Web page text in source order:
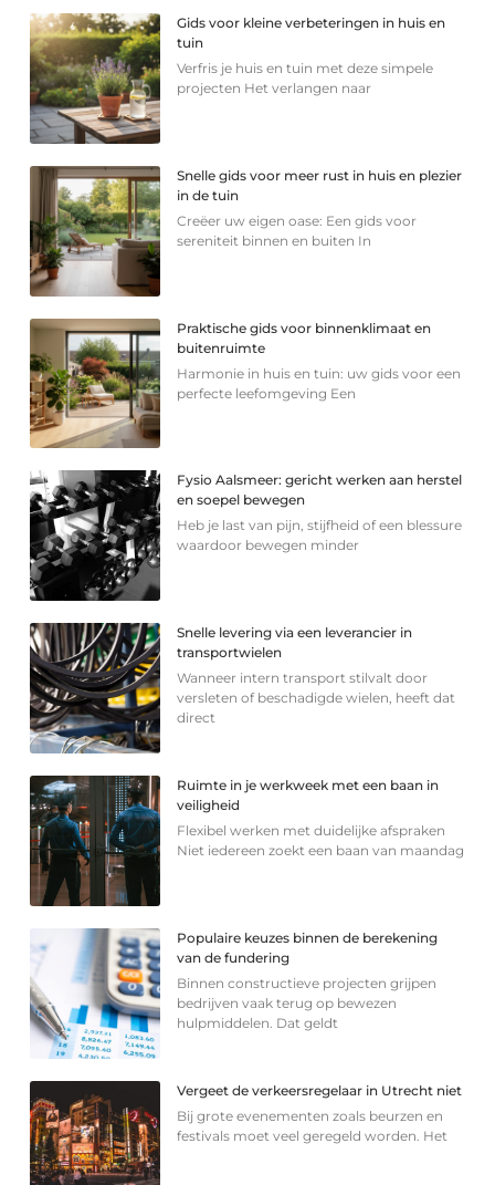
Gids voor kleine verbeteringen in huis en
tuin
Verfris je huis en tuin met deze simpele
projecten Het verlangen naar
Snelle gids voor meer rust in huis en plezier
in de tuin
Creëer uw eigen oase: Een gids voor
sereniteit binnen en buiten In
Praktische gids voor binnenklimaat en
buitenruimte
Harmonie in huis en tuin: uw gids voor een
perfecte leefomgeving Een
Fysio Aalsmeer: gericht werken aan herstel
en soepel bewegen
Heb je last van pijn, stijfheid of een blessure
waardoor bewegen minder
Snelle levering via een leverancier in
transportwielen
Wanneer intern transport stilvalt door
versleten of beschadigde wielen, heeft dat
direct
Ruimte in je werkweek met een baan in
veiligheid
Flexibel werken met duidelijke afspraken
Niet iedereen zoekt een baan van maandag
Populaire keuzes binnen de berekening
van de fundering
Binnen constructieve projecten grijpen
bedrijven vaak terug op bewezen
hulpmiddelen. Dat geldt
Vergeet de verkeersregelaar in Utrecht niet
Bij grote evenementen zoals beurzen en
festivals moet veel geregeld worden. Het